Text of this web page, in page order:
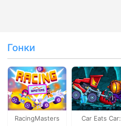
Гонки
RacingMasters
Car Eats Car: